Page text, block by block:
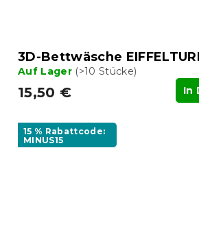
3D-Bettwäsche
Auf Lager (>10 Stücke)
15,50 € In
15 % Rabattcode:
MINUS15